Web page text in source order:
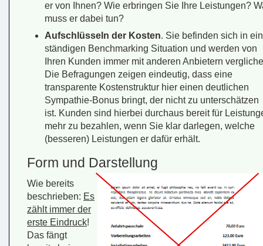
er von Ihnen? Wie erbringen Sie Ihre Leistungen?
muss er dabei tun?
Aufschlüsseln der Kosten. Sie befinden sich in
ständigen Benchmarking Situation und werden von
Ihren Kunden immer mit anderen Anbietern
Die Befragungen zeigen eindeutig, dass eine
transparente Kostenstruktur hier einen deutlichen
Sympathie-Bonus bringt, der nicht zu unterschätzen
ist. Kunden sind hierbei durchaus bereit für
mehr zu bezahlen, wenn Sie klar darlegen, welche
(besseren) Leistungen er dafür erhält.
Form und Darstellung
Wie bereits
beschrieben: Es
zählt immer der
erste Eindruck!
Das fängt